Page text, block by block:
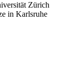
Zürich
in Karlsruhe